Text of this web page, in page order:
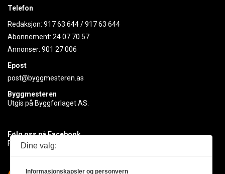
Telefon
Redaksjon: 917 63 644/917 63 644
Abonnement: 24 07 70 57
Annonser: 901 27 006
Epost
post@byggmesteren.as
Byggmesteren
Utgis på Byggforlaget AS.
Følg oss på Facebook
Få med deg det siste innen byggebransjen
Dine valg:
Informasjonskapsler og personvern